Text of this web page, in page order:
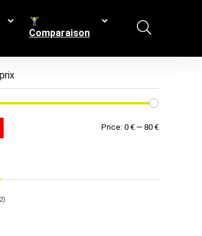
Comparaison
Min
Max
Price: 0 € — 80 €